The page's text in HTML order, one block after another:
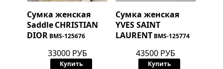
Сумка женская
SaddleCHRISTIAN
DIOR BMS-125676
33000 РУБ
Купить
Сумка женская
YVES SAINT
LAURENT BMS-125774
43500 РУБ
Купить